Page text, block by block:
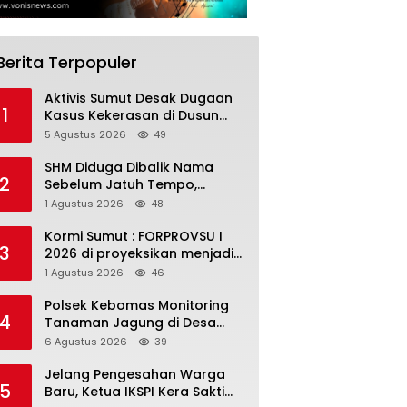
Terpopuler
1
Aktivis Sumut Desak Dugaan
Kasus Kekerasan di Dusun
Balakka, Desa Gunung
5 Agustus 2026 49
2
SHM Diduga Dibalik Nama
Sebelum Jatuh Tempo,
Warga Gresik Gugat
Somasi Kepala Desa
1 Agustus 2026 48
3
Kormi Sumut : FORPROVSU I
2026 di proyeksikan menjadi
ajang Festival Olahraga
terbanyak di Indonesia
1 Agustus 2026 46
Polsek Kebomas Monitoring
Tanaman Jagung di Desa
Kembangan, Perkuat
Nasional
6 Agustus 2026 39
Jelang Pengesahan Warga
Baru, Ketua IKSPI Kera Sakti